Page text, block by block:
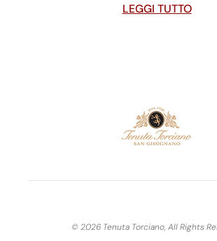
LEGGI TUTTO
© 2026 Tenuta Torciano, All Rights